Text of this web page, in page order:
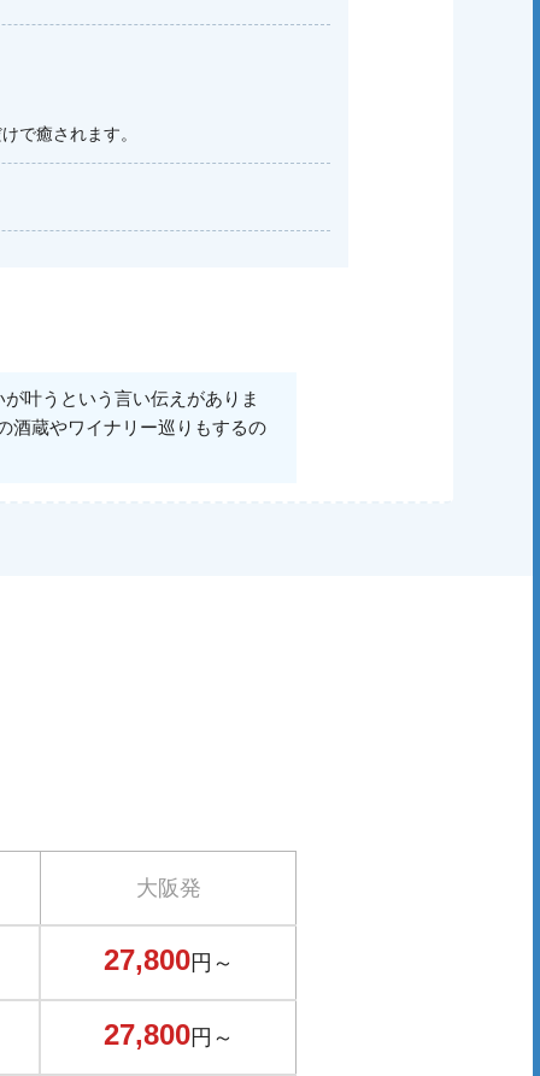
で癒されます。
叶うという言い伝えがありま
酒蔵やワイナリー巡りもするの
大阪発
27,800円～
27,800円～